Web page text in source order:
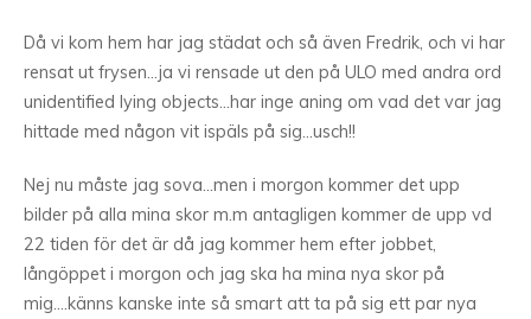
Då vi kom hem har jag städat och så även Fredrik, och vi har
rensat ut frysen…ja vi rensade ut den på ULO med andra ord
unidentified lying objects…har inge aning om vad det var jag
hittade med någon vit ispäls på sig…usch!!
Nej nu måste jag sova…men i morgon kommer det upp
bilder på alla mina skor m.m antagligen kommer de upp vd
22 tiden för det är då jag kommer hem efter jobbet,
långöppet i morgon och jag ska ha mina nya skor på
mig….känns kanske inte så smart att ta på sig ett par nya